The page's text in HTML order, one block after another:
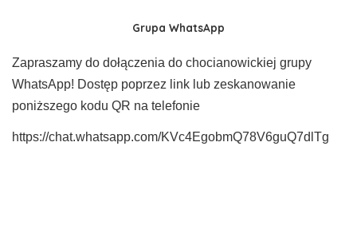
Grupa WhatsApp
Zapraszamy do dołączenia do chocianowickiej grupy
WhatsApp! Dostęp poprzez link lub zeskanowanie
poniższego kodu QR na telefonie
https://chat.whatsapp.com/KVc4EgobmQ78V6guQ7dlTg